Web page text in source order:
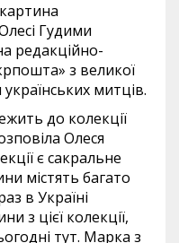
Гудими
редакційно-
з великої
митців.
до колекції
Олеся
є сакральне
містять багато
в Україні
з цієї колекції,
тут. Марка з